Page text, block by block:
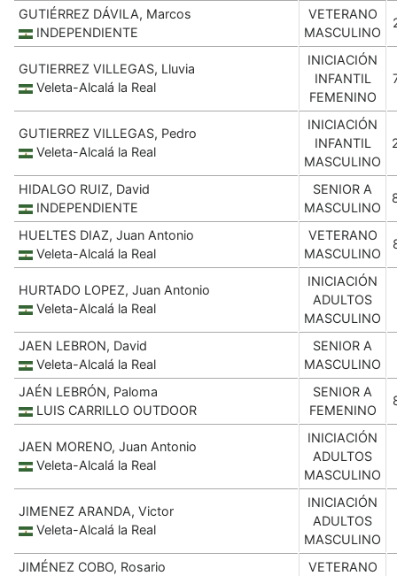
GUTIÉRREZ DÁVILA, Marcos
INDEPENDIENTE
VETERANO
MASCULINO
GUTIERREZ VILLEGAS, Lluvia
Veleta-Alcalá la Real
INICIACIÓN
INFANTIL
FEMENINO
GUTIERREZ VILLEGAS, Pedro
Veleta-Alcalá la Real
INICIACIÓN
INFANTIL
MASCULINO
HIDALGO RUIZ, David
INDEPENDIENTE
SENIOR A
MASCULINO
HUELTES DIAZ, Juan Antonio
Veleta-Alcalá la Real
VETERANO
MASCULINO
HURTADO LOPEZ, Juan Antonio
Veleta-Alcalá la Real
INICIACIÓN
ADULTOS
MASCULINO
JAEN LEBRON, David
Veleta-Alcalá la Real
SENIOR A
MASCULINO
JAÉN LEBRÓN, Paloma
LUIS CARRILLO OUTDOOR
SENIOR A
FEMENINO
JAEN MORENO, Juan Antonio
Veleta-Alcalá la Real
INICIACIÓN
ADULTOS
MASCULINO
JIMENEZ ARANDA, Victor
Veleta-Alcalá la Real
INICIACIÓN
ADULTOS
MASCULINO
JIMÉNEZ COBO, Rosario
VETERANO